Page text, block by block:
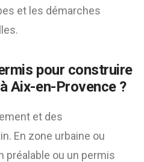
et les démarches
pour construire
Aix-en-Provence ?
et des
En zone urbaine ou
préalable ou un permis